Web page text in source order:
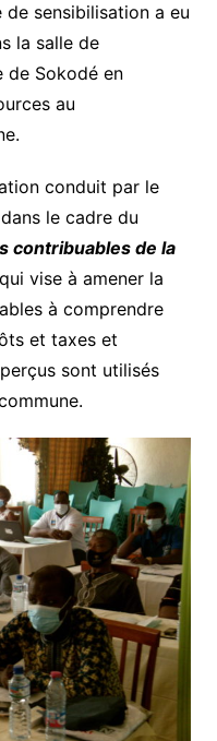
sensibilisation a eu
la salle de
de Sokodé en
au
conduit par le
le cadre du
contribuables de la
vise à amener la
à comprendre
et taxes et
sont utilisés